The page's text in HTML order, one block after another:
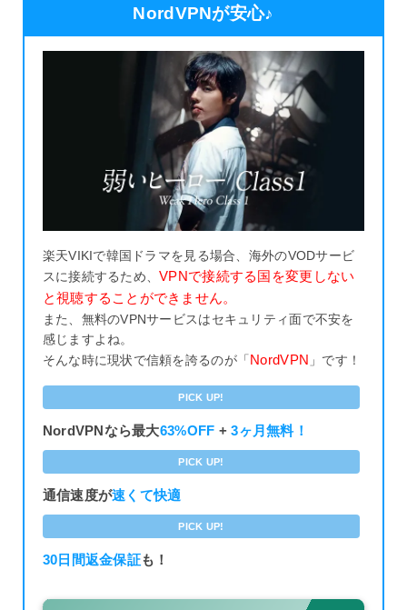
NordVPNが安心♪
楽天VIKIで韓国ドラマを見る場合、海外のVODサービ
スに接続するため、VPNで接続する国を変更しない
と視聴することができません。
また、無料のVPNサービスはセキュリティ面で不安を
感じますよね。
そんな時に現状で信頼を誇るのが「 NordVPN 」です！
PICK UP!
NordVPNなら最大63%OFF +3ヶ月無料！
PICK UP!
通信速度が速くて快適
PICK UP!
30日間返金保証も！